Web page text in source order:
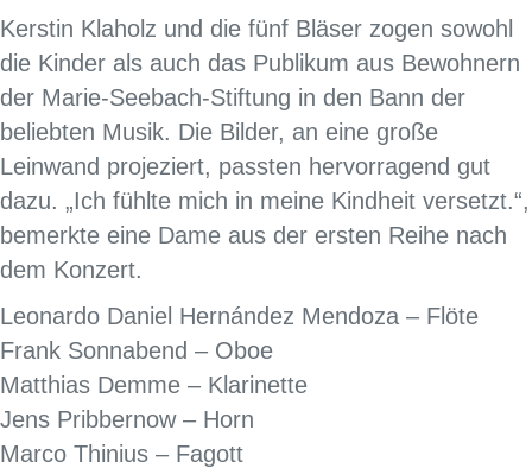
Kerstin Klaholz und die fünf Bläser zogen sowohl
die Kinder als auch das Publikum aus Bewohnern
der Marie-Seebach-Stiftung in den Bann der
beliebten Musik. Die Bilder, an eine große
Leinwand projeziert, passten hervorragend gut
dazu. „Ich fühlte mich in meine Kindheit versetzt.“,
bemerkte eine Dame aus der ersten Reihe nach
dem Konzert.
Leonardo Daniel Hernández Mendoza – Flöte
Frank Sonnabend – Oboe
Matthias Demme – Klarinette
Jens Pribbernow – Horn
Marco Thinius – Fagott